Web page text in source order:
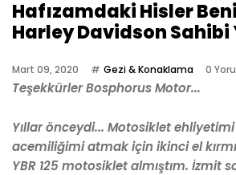
Hafızamdaki Hisler
Harley Davidson Sahibi
Mart 09, 2020 Gezi & Konaklama 0
Teşekkürler Bosphorus Motor...
Yıllar önceydi... Motosiklet
acemiliğimi atmak için ikinci el
YBR 125 motosiklet almıştım. İzmit